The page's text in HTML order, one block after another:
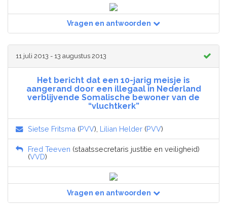
Vragen en antwoorden
11 juli 2013 - 13 augustus 2013
Het bericht dat een 10-jarig meisje is
aangerand door een illegaal in Nederland
verblijvende Somalische bewoner van de
“vluchtkerk”
Sietse Fritsma (PVV), Lilian Helder (PVV)
Fred Teeven (staatssecretaris justitie en veiligheid)
(VVD)
Vragen en antwoorden